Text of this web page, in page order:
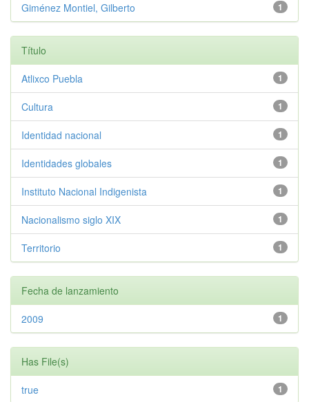
1
Giménez Montiel, Gilberto
Título
1
Atlixco Puebla
1
Cultura
1
Identidad nacional
1
Identidades globales
1
Instituto Nacional Indigenista
1
Nacionalismo siglo XIX
1
Territorio
Fecha de lanzamiento
1
2009
Has File(s)
1
true